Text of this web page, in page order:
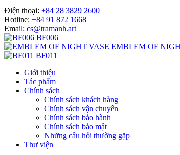
Điện thoại: +84 28 3829 2600
Hotline: +84 91 872 1668
Email: cs@tramanh.art
BF006
EMBLEM OF
BF011
Giới thiệu
Tác phẩm
Chính sách
Chính sách khách hàng
Chính sách vận chuyển
Chính sách bảo hành
Chính sách bảo mật
Những câu hỏi thường gặp
Thư viện